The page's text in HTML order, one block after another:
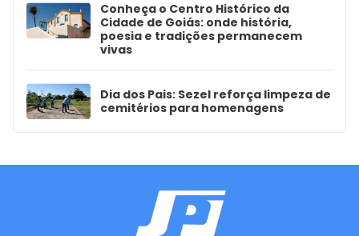
Conheça o Centro Histórico da
Cidade de Goiás: onde história,
poesia e tradições permanecem
vivas
Dia dos Pais: Sezel reforça limpeza de
cemitérios para homenagens